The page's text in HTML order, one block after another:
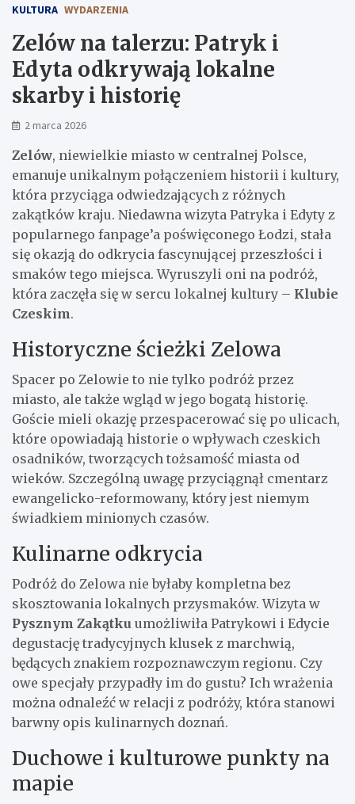
KULTURA WYDARZENIA
Zelów na talerzu: Patryk i
Edyta odkrywają lokalne
skarby i historię
2 marca 2026
Zelów, niewielkie miasto w centralnej Polsce,
emanuje unikalnym połączeniem historii i kultury,
która przyciąga odwiedzających z różnych
zakątków kraju. Niedawna wizyta Patryka i Edyty z
popularnego fanpage’a poświęconego Łodzi, stała
się okazją do odkrycia fascynującej przeszłości i
smaków tego miejsca. Wyruszyli oni na podróż,
która zaczęła się w sercu lokalnej kultury – Klubie
Czeskim.
Historyczne ścieżki Zelowa
Spacer po Zelowie to nie tylko podróż przez
miasto, ale także wgląd w jego bogatą historię.
Goście mieli okazję przespacerować się po ulicach,
które opowiadają historie o wpływach czeskich
osadników, tworzących tożsamość miasta od
wieków. Szczególną uwagę przyciągnął cmentarz
ewangelicko-reformowany, który jest niemym
świadkiem minionych czasów.
Kulinarne odkrycia
Podróż do Zelowa nie byłaby kompletna bez
skosztowania lokalnych przysmaków. Wizyta w
Pysznym Zakątku umożliwiła Patrykowi i Edycie
degustację tradycyjnych klusek z marchwią,
będących znakiem rozpoznawczym regionu. Czy
owe specjały przypadły im do gustu? Ich wrażenia
można odnaleźć w relacji z podróży, która stanowi
barwny opis kulinarnych doznań.
Duchowe i kulturowe punkty na
mapie